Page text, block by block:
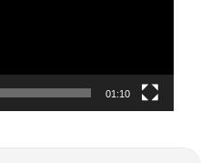
01:10